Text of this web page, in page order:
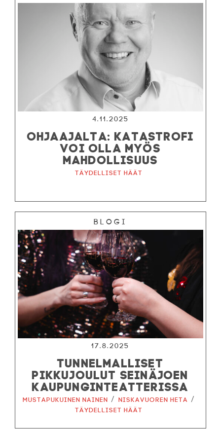
4.11.2025
OHJAAJALTA: KATASTROFI
VOI OLLA MYÖS
MAHDOLLISUUS
Täydelliset häät
Blogi
17.8.2025
TUNNELMALLISET
PIKKUJOULUT SEINÄJOEN
KAUPUNGINTEATTERISSA
Mustapukuinen nainen / Niskavuoren Heta /
Täydelliset häät